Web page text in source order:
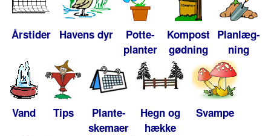
Årstider Havens dyr
Potte-
planter
Kompost
gødning
Planlæg-
ning
Vand Tips
Plante-
skemaer
Hegn og
hække
Svampe